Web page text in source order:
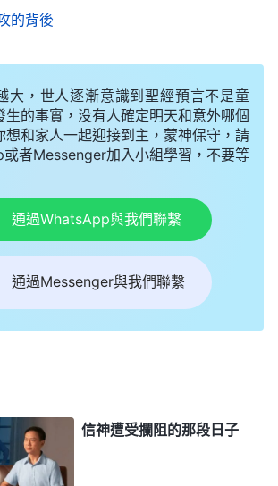
境來成全人的信心，得着神所要拯
、盡本分，那樣就太讓神傷心了！
，他們為了跟隨神、擴展神的福音捨
享受，甚至抛頭顱灑熱血，這是善行
的。國度時代，也有許許多多的弟兄
揚全能神的末世福音，他們遭受共産
酷刑折磨，出獄後依然為神花費，這
今天，我能有幸接受神的末世作工，
高抬，如果我為了家庭的和睦放弃信
那太没良心、太虧欠神了！聽見真理
拯救的機會這是遺憾終生的事啊！
受逼迫，這是有意義的，這苦不白
婚，那我尊重你的選擇，咱們去離婚
態度堅定就不再提離婚的事了。之
的背後
大，世人逐漸意識到聖經預言不是童
生的事實，没有人確定明天和意外哪個
想和家人一起迎接到主，蒙神保守，請
者Messenger加入小組學習，不要等
通過WhatsApp與我們聯繫
通過Messenger與我們聯繫
信神遭受攔阻的那段日子